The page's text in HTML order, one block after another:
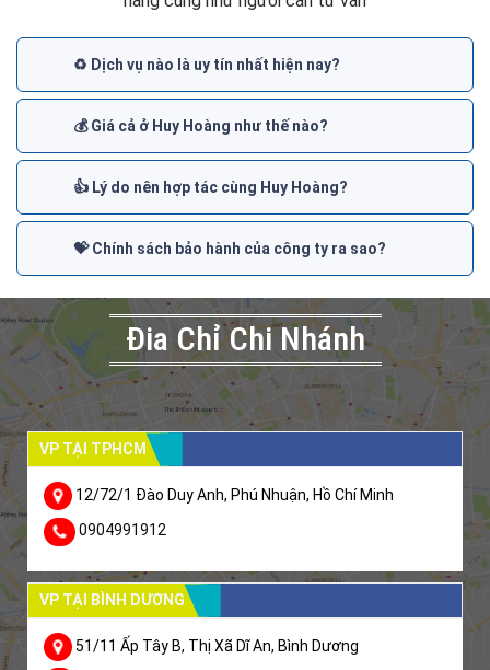
♻️ Dịch vụ nào là uy tín nhất hiện nay?
💰 Giá cả ở Huy Hoàng như thế nào?
👍 Lý do nên hợp tác cùng Huy Hoàng?
💝 Chính sách bảo hành của công ty ra sao?
Đia Chỉ Chi Nhánh
VP TẠI TPHCM
12/72/1 Đào Duy Anh, Phú Nhuận, Hồ Chí Minh
0904991912
VP TẠI BÌNH DƯƠNG
51/11 Ấp Tây B, Thị Xã Dĩ An, Bình Dương